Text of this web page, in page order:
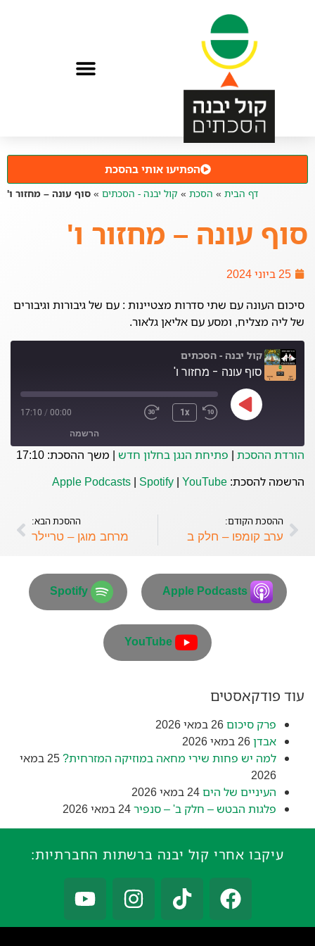
הפתיעו אותי בהסכת
דף הבית » הסכת » קול יבנה - הסכתים » סוף עונה – מחזור ו'
סוף עונה – מחזור ו'
25 ביוני 2024
סיכום העונה עם שתי סדרות מצטיינות : עם של גיבורות וגיבורים
של ליה מצליח, ומסע עם אליאן גלאור.
קול יבנה - הסכתים
סוף עונה - מחזור ו'
1x
00:00
/
17:10
הרשמה
Apple Podcasts
Spotify
פיד RSS
הורדת ההסכת | פתיחת הנגן בחלון חדש | משך ההסכת: 17:10
הרשמה להסכת:
Apple Podcasts | Spotify | YouTube
ההסכת הקודם:
ערב קומפו – חלק ב
ההסכת הבא:
מרחב מוגן – טריילר
Apple Podcasts
Spotify
YouTube
עוד פודקאסטים
פרק סיכום26 במאי 2026
אבדן26 במאי 2026
למה יש פחות שירי מחאה במוזיקה המזרחית?
25 במאי
2026
העיניים של הים24 במאי 2026
פלגות הבטש – חלק ב' – סנפיר24 במאי 2026
עיקבו אחרי קול יבנה ברשתות החברתיות: